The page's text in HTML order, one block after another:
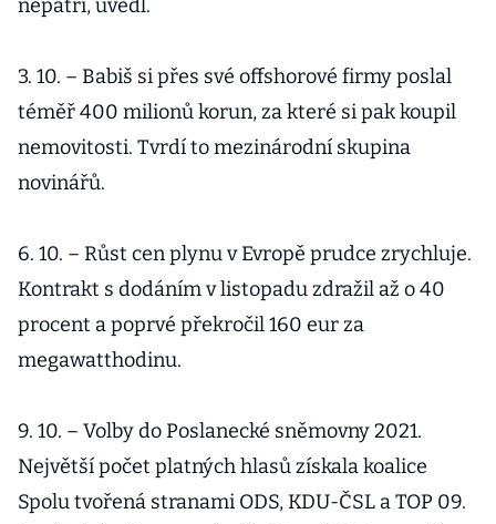
nepatří, uvedl.
3. 10. – Babiš si přes své offshorové firmy poslal
téměř 400 milionů korun, za které si pak koupil
nemovitosti. Tvrdí to mezinárodní skupina
novinářů.
6. 10. – Růst cen plynu v Evropě prudce zrychluje.
Kontrakt s dodáním v listopadu zdražil až o 40
procent a poprvé překročil 160 eur za
megawatthodinu.
9. 10. – Volby do Poslanecké sněmovny 2021.
Největší počet platných hlasů získala koalice
Spolu tvořená stranami ODS, KDU-ČSL a TOP 09.